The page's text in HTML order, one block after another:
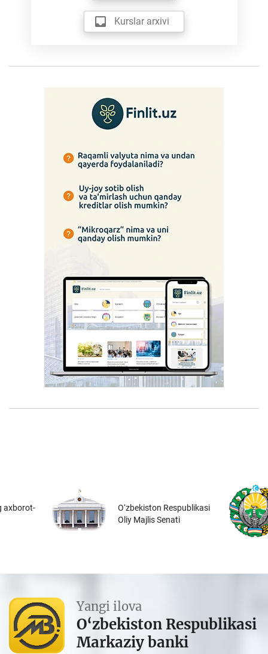
Kurslar arxivi
axborot-
O‘zbekiston Respublikasi
Oliy Majlis Senati
Yangi ilova
O‘zbekiston Respublikasi
Markaziy banki